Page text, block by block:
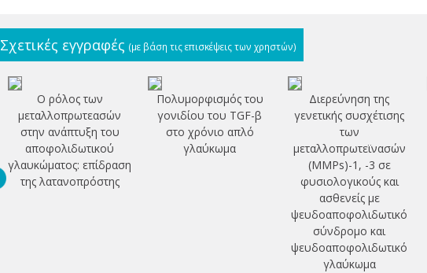
Σχετικές εγγραφές (με βάση τις επισκέψεις των χρηστών)
Ο ρόλος των
μεταλλοπρωτεασών
στην ανάπτυξη του
αποφολιδωτικού
γλαυκώματος: επίδραση
της λατανοπρόστης
Πολυμορφισμός του
γονιδίου του TGF-β
στο χρόνιο απλό
γλαύκωμα
Διερεύνηση της
γενετικής συσχέτισης
των
μεταλλοπρωτεϊνασών
(MMPs)-1, -3 σε
φυσιολογικούς και
ασθενείς με
ψευδοαποφολιδωτικό
σύνδρομο και
ψευδοαποφολιδωτικό
γλαύκωμα